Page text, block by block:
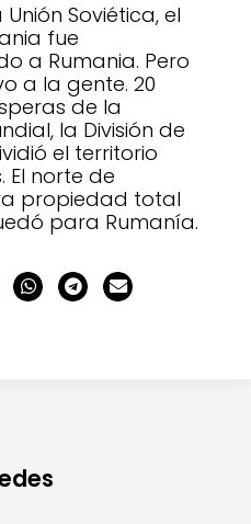
Soviética, el
fue
a Rumania. Pero
a la gente. 20
de la
la División de
el territorio
El norte de
propiedad total
para Rumanía.